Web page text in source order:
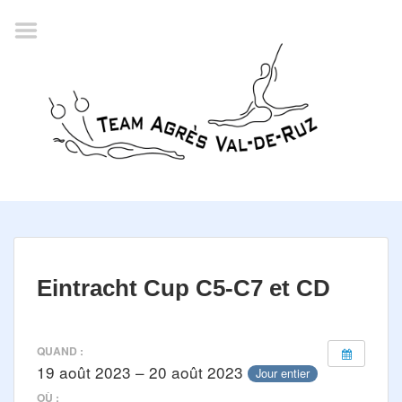
Eintracht Cup C5-C7 et CD
QUAND :
19 août 2023 – 20 août 2023 Jour entier
OÙ :
Accueil
Championnat romand
2022
La société
Inscription
Documents